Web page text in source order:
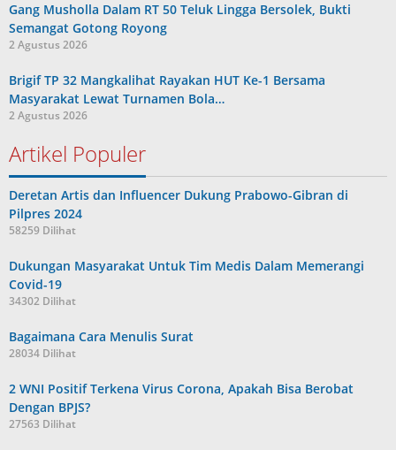
Gang Musholla Dalam RT 50 Teluk Lingga Bersolek, Bukti
Semangat Gotong Royong
2 Agustus 2026
Brigif TP 32 Mangkalihat Rayakan HUT Ke-1 Bersama
Masyarakat Lewat Turnamen Bola…
2 Agustus 2026
Artikel Populer
Deretan Artis dan Influencer Dukung Prabowo-Gibran di
Pilpres 2024
58259 Dilihat
Dukungan Masyarakat Untuk Tim Medis Dalam Memerangi
Covid-19
34302 Dilihat
Bagaimana Cara Menulis Surat
28034 Dilihat
2 WNI Positif Terkena Virus Corona, Apakah Bisa Berobat
Dengan BPJS?
27563 Dilihat